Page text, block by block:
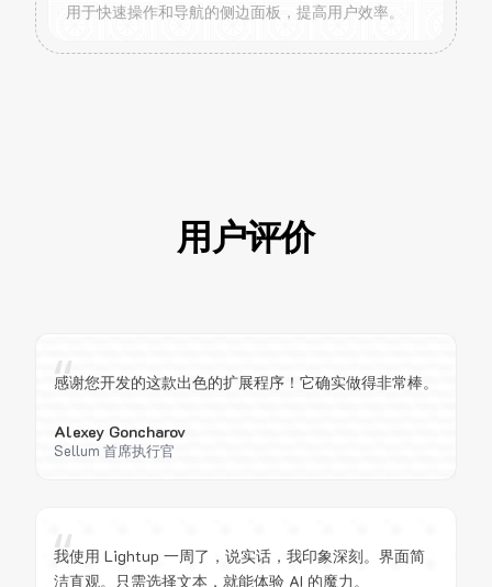
用于快速操作和导航的侧边面板，提高用户效率。
用户评价
“
感谢您开发的这款出色的扩展程序！它确实做得非常棒。
Alexey Goncharov
Sellum 首席执行官
“
我使用 Lightup 一周了，说实话，我印象深刻。界面简
洁直观。只需选择文本，就能体验 AI 的魔力。